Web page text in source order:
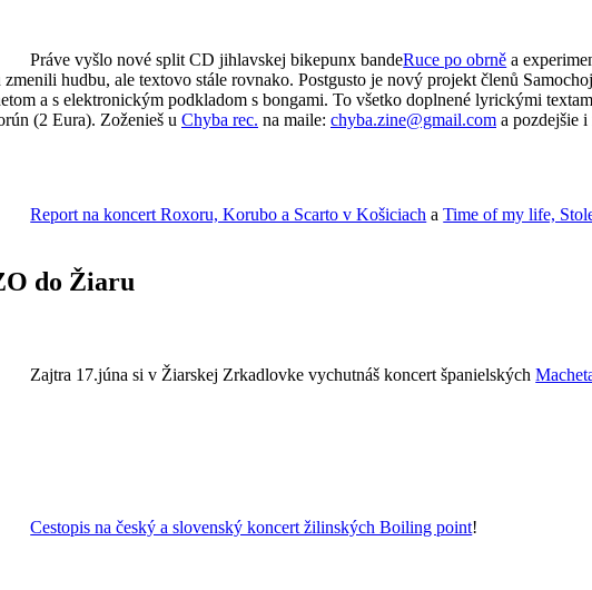
Práve vyšlo nové split CD jihlavskej bikepunx bandeRuce po obrně a
zmenili hudbu, ale textovo stále rovnako. Postgusto je nový projekt členů
a s elektronickým podkladom s bongami. To všetko doplnené lyrickými
(2 Eura). Zoženieš u Chyba rec. na maile: chyba.zine@gmail.com a pozdejšie
Report na koncert Roxoru, Korubo a Scarto v Košiciach aTime of my life,
do Žiaru
Zajtra 17.júna si v Žiarskej Zrkadlovke vychutnáš koncert španielských
Cestopis na český a slovenský koncert žilinských Boiling point!